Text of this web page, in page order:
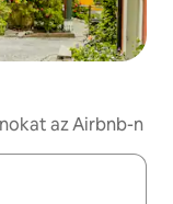
az Airbnb-n
nyíllal